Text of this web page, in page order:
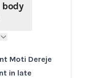
Moti Dereje
in late